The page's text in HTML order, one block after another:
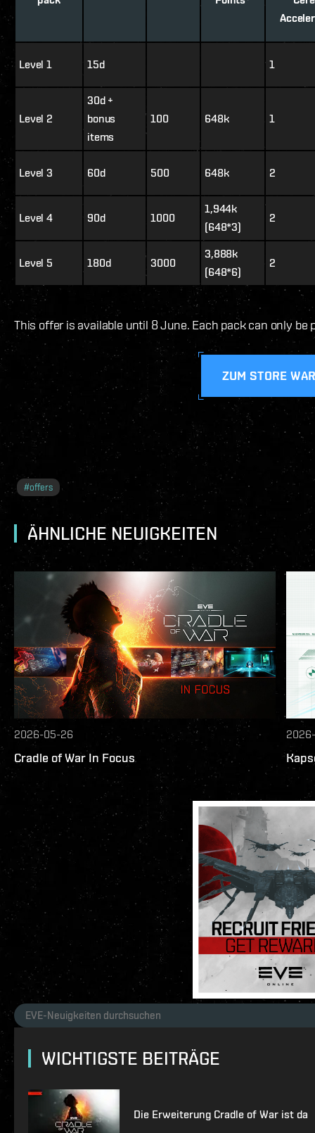
Level 1 15d 1
Level 2
30d +
bonus
items
100 648k 1
Level 3 60d 500 648k 2
Level 4 90d 1000
1,944k
(648*3)
2
Level 5 180d 3000
3,888k
(648*6)
2
This offer is available until 8 June. Each pack can only be
ZUM STORE
#offers
ÄHNLICHE NEUIGKEITEN
2026-05-26
Cradle of War In Focus
WICHTIGSTE BEITRÄGE
Die Erweiterung Cradle of War ist da